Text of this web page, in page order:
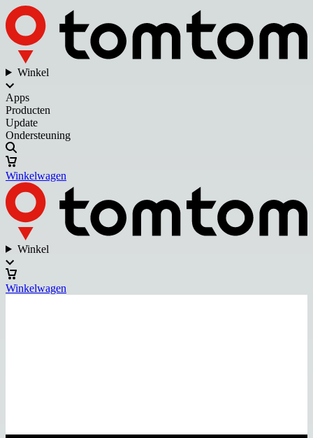
Winkel
Apps
Producten
Update
Ondersteuning
Winkelwagen
Winkel
Winkelwagen